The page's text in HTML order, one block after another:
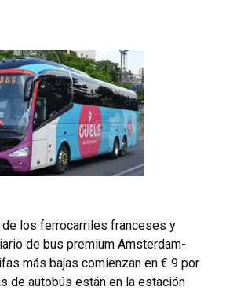
de los ferrocarriles franceses y
de bus premium Amsterdam-
más bajas comienzan en € 9 por
de autobús están en la estación